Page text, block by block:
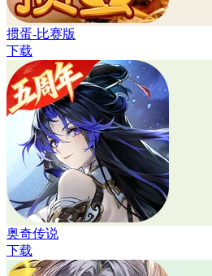
掼蛋-比赛版
下载
奥奇传说
下载